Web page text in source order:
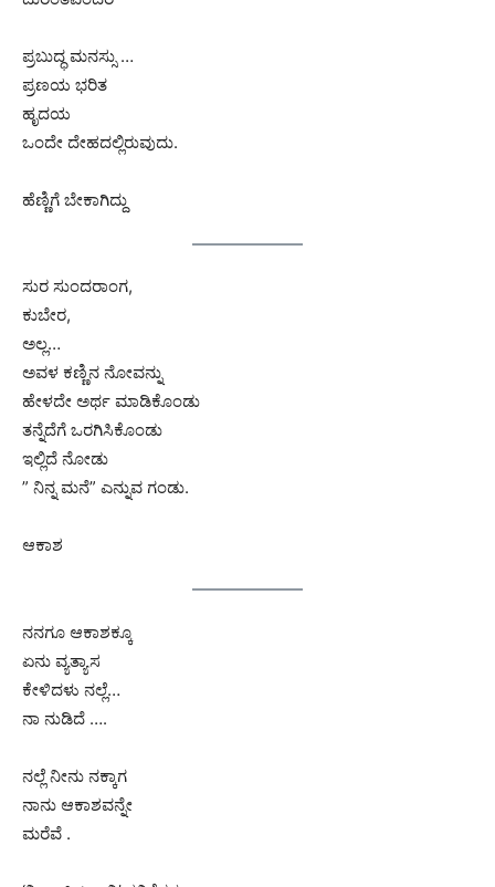
ಪ್ರಬುದ್ಧ ಮನಸ್ಸು …
ಪ್ರಣಯ ಭರಿತ
ಹೃದಯ
ಒಂದೇ ದೇಹದಲ್ಲಿರುವುದು.
ಹೆಣ್ಣಿಗೆ ಬೇಕಾಗಿದ್ದು
ಸುರ ಸುಂದರಾಂಗ,
ಕುಬೇರ,
ಅಲ್ಲ…
ಅವಳ ಕಣ್ಣಿನ ನೋವನ್ನು
ಹೇಳದೇ ಅರ್ಥ ಮಾಡಿಕೊಂಡು
ತನ್ನೆದೆಗೆ ಒರಗಿಸಿಕೊಂಡು
ಇಲ್ಲಿದೆ ನೋಡು
” ನಿನ್ನ ಮನೆ” ಎನ್ನುವ ಗಂಡು.
ಆಕಾಶ
ನನಗೂ ಆಕಾಶಕ್ಕೂ
ಏನು ವ್ಯತ್ಯಾಸ
ಕೇಳಿದಳು ನಲ್ಲೆ…
ನಾ ನುಡಿದೆ ….
ನಲ್ಲೆ ನೀನು ನಕ್ಕಾಗ
ನಾನು ಆಕಾಶವನ್ನೇ
ಮರೆವೆ .